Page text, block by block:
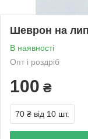
Шеврон на
В наявності
Опт і роздріб
100 ₴
70 ₴ від 10 шт.